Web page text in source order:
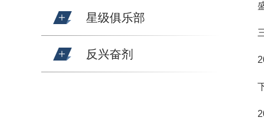
星级俱乐部
反兴奋剂